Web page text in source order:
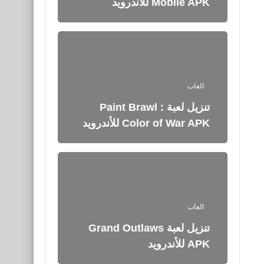
العاب
تنزيل لعبة Paint Brawl :
Color of War APK للأندرويد
العاب
تنزيل لعبة Grand Outlaws
APK للأندرويد